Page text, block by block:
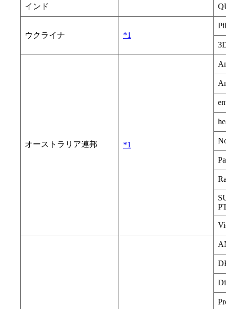
インド
ウクライナ *1
オーストラリア連邦 *1